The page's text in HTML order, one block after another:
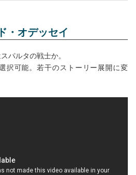
・オデッセイ
パルタの戦士か。
択可能。若干のストーリー展開に変